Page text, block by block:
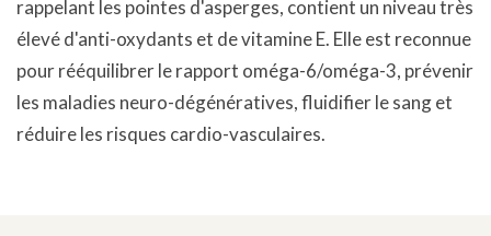
rappelant les pointes d'asperges, contient un niveau très
élevé d'anti-oxydants et de vitamine E. Elle est reconnue
pour rééquilibrer le rapport oméga-6/oméga-3, prévenir
les maladies neuro-dégénératives, fluidifier le sang et
réduire les risques cardio-vasculaires.